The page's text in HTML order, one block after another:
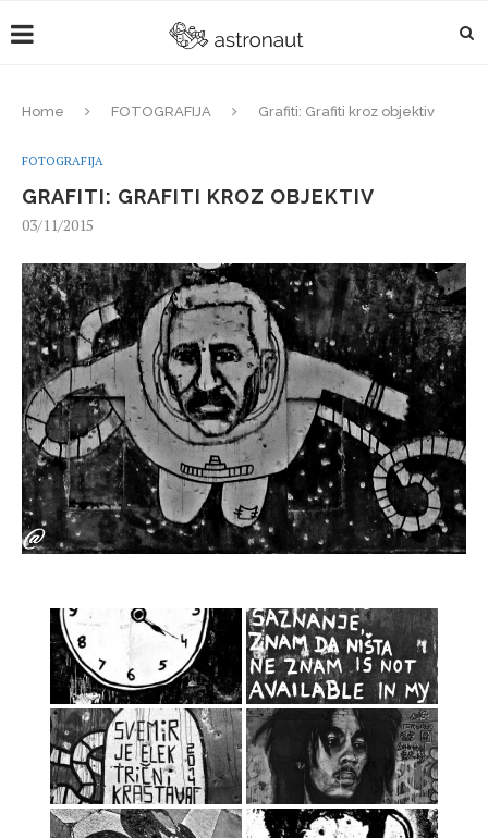
Home FOTOGRAFIJA Grafiti: Grafiti kroz objektiv
FOTOGRAFIJA
GRAFITI: GRAFITI KROZ OBJEKTIV
03/11/2015